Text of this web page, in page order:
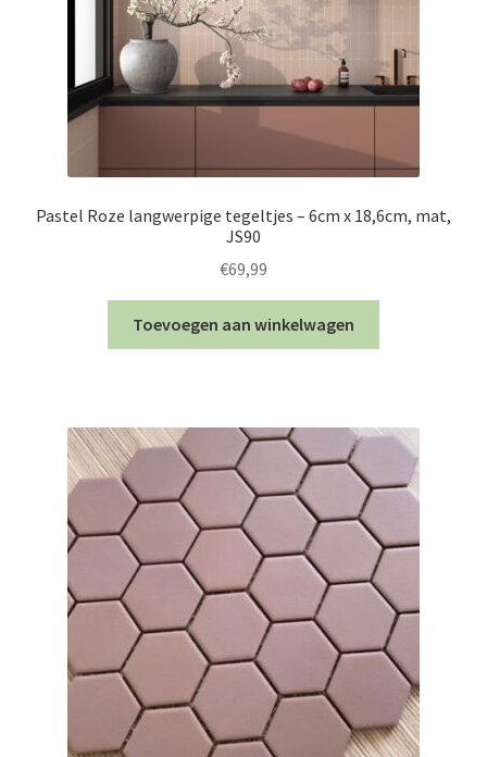
Pastel Roze langwerpige tegeltjes – 6cm x 18,6cm, mat,
JS90
€69,99
Toevoegen aan winkelwagen